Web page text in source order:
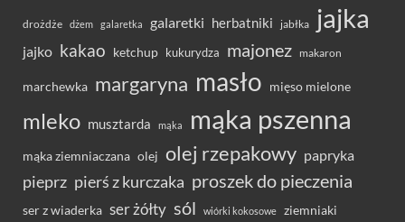
drożdże dżem galaretka galaretki herbatniki jabłka jajka
jajko kakao ketchup kukurydza majonez makaron
marchewka margaryna masło mięso mielone
mleko musztarda mąka mąka pszenna
mąka ziemniaczana olej olej rzepakowy papryka
pieprz pierś z kurczaka proszek do pieczenia
ser z wiaderka ser żółty sól wiórki kokosowe ziemniaki